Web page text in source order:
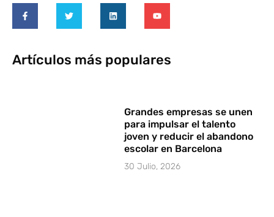
Artículos más populares
Grandes empresas se unen
para impulsar el talento
joven y reducir el abandono
escolar en Barcelona
30 Julio, 2026